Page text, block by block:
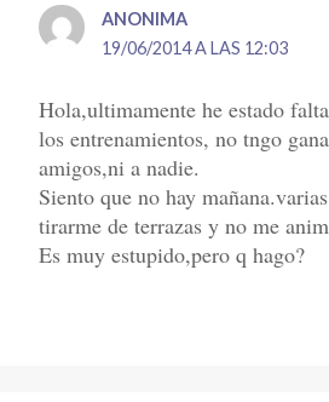
ANONIMA
19/06/2014 A LAS 12:03
Hola,ultimamente he estado
los entrenamientos, no tngo
amigos,ni a nadie.
Siento que no hay
tirarme de terrazas y no me
Es muy estupido,pero q hago?